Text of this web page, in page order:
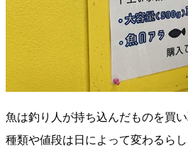
魚は釣り人が持ち込んだものを買
種類や値段は日によって変わるらし